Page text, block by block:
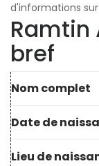
d'informations
Ramtin
bref
Nom complet
Date de
Lieu de